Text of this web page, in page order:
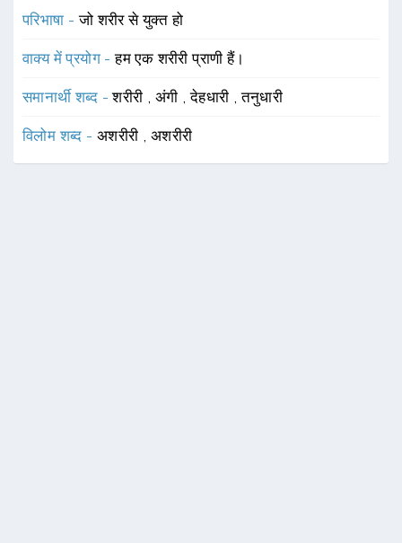
परिभाषा -जो शरीर से युक्त हो
वाक्य में प्रयोग -हम एक शरीरी प्राणी हैं।
समानार्थी शब्द -शरीरी , अंगी ,देहधारी ,तनुधारी
विलोम शब्द - अशरीरी , अशरीरी